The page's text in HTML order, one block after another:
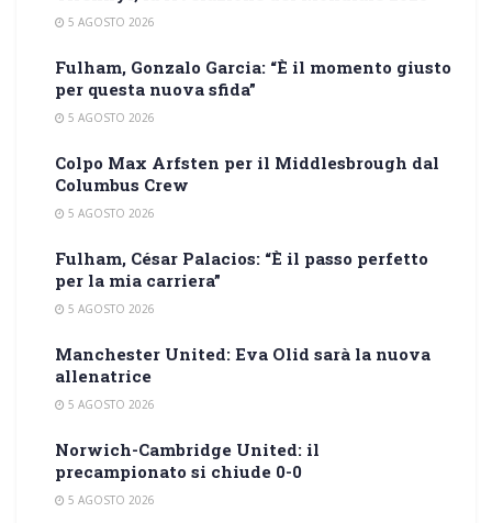
5 AGOSTO 2026
Fulham, Gonzalo Garcia: “È il momento giusto
per questa nuova sfida”
5 AGOSTO 2026
Colpo Max Arfsten per il Middlesbrough dal
Columbus Crew
5 AGOSTO 2026
Fulham, César Palacios: “È il passo perfetto
per la mia carriera”
5 AGOSTO 2026
Manchester United: Eva Olid sarà la nuova
allenatrice
5 AGOSTO 2026
Norwich-Cambridge United: il
precampionato si chiude 0-0
5 AGOSTO 2026